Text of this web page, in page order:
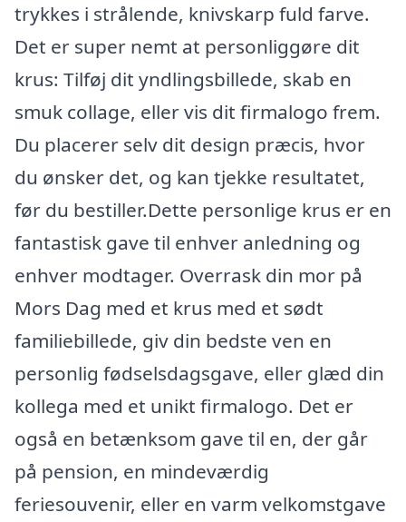
trykkes i strålende, knivskarp fuld farve.
Det er super nemt at personliggøre dit
krus: Tilføj dit yndlingsbillede, skab en
smuk collage, eller vis dit firmalogo frem.
Du placerer selv dit design præcis, hvor
du ønsker det, og kan tjekke resultatet,
før du bestiller.Dette personlige krus er en
fantastisk gave til enhver anledning og
enhver modtager. Overrask din mor på
Mors Dag med et krus med et sødt
familiebillede, giv din bedste ven en
personlig fødselsdagsgave, eller glæd din
kollega med et unikt firmalogo. Det er
også en betænksom gave til en, der går
på pension, en mindeværdig
feriesouvenir, eller en varm velkomstgave